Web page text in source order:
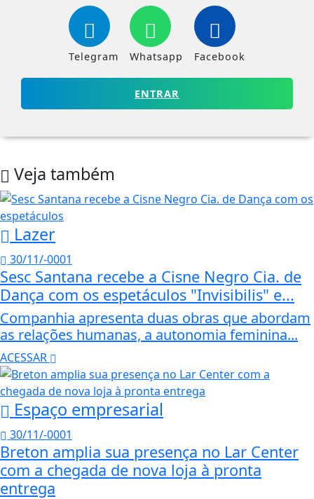
Telegram Whatsapp Facebook
ENTRAR
Veja também
Lazer
30/11/-0001
Sesc Santana recebe a Cisne Negro Cia. de
Dança com os espetáculos "Invisibilis" e...
Companhia apresenta duas obras que abordam
as relações humanas, a autonomia feminina...
ACESSAR
Espaço empresarial
30/11/-0001
Breton amplia sua presença no Lar Center
com a chegada de nova loja à pronta
entrega